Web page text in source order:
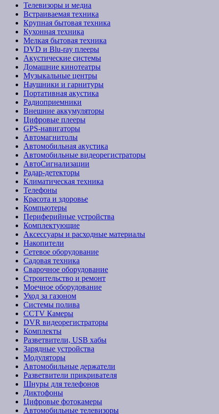
Телевизоры и медиа
Встраиваемая техника
Крупная бытовая техника
Кухонная техника
Мелкая бытовая техника
DVD и Blu-ray плееры
Акустические системы
Домашние кинотеатры
Музыкальные центры
Наушники и гарнитуры
Портативная акустика
Радиоприемники
Внешние аккумуляторы
Цифровые плееры
GPS-навигаторы
Автомагнитолы
Автомобильная акустика
Автомобильные видеорегистраторы
АвтоСигнализации
Радар-детекторы
Климатическая техника
Телефоны
Красота и здоровье
Компьютеры
Периферийные устройства
Комплектующие
Аксессуары и расходные материалы
Накопители
Сетевое оборудование
Садовая техника
Сварочное оборудование
Строительство и ремонт
Моечное оборудование
Уход за газоном
Системы полива
CCTV Камеры
DVR видеорегистраторы
Комплекты
Разветвители, USB хабы
Зарядные устройства
Модуляторы
Автомобильные держатели
Разветвители прикривателя
Шнуры для телефонов
Диктофоны
Цифровые фотокамеры
Автомобильные телевизоры